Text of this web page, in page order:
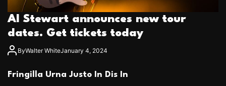
Al Stewart announces new tour
dates. Get tickets today
ByWalter WhiteJanuary 4, 2024
Fringilla Urna Justo In Dis In